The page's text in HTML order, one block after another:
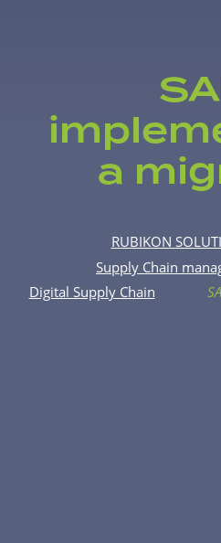
a
RUBIKON
Supply Chain
Digital Supply Chain